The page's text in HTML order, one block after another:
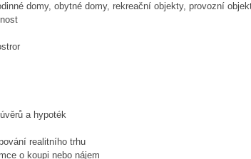
domy, obytné domy, rekreační objekty, provozní
a hypoték
realitního trhu
o koupi nebo nájem